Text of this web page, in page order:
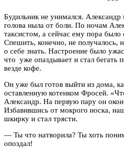
Будильник не унимался. Александр
голова ныла от боли. По ночам
таксистом, а сейчас ему пора было
Спешить, конечно, не получалось,
о себе знать. Настроение было
что уже опаздывает и стал бегать
везде кофе.
Он уже был готов выйти из дома,
оставленную котенком Фросей.
Александр. На первую пару он
Избавившись от мокрого носка,
шкирку и стал трясти.
— Ты что натворила? Ты хоть
опоздал!